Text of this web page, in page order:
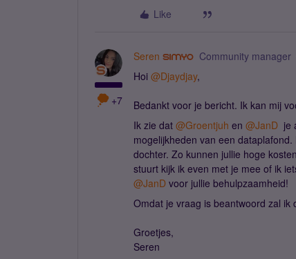
Like
+7
Seren Community manager
Hoi @Djaydjay,
Bedankt voor je bericht. Ik kan mij
Ik zie dat @Groentjuh en @JanD je
mogelijkheden van een
dochter. Zo kunnen jullie hoge
stuurt kijk ik even met je mee of ik
@JanD voor jullie behulpzaamheid!
Omdat je vraag is beantwoord zal ik
Groetjes,
Seren